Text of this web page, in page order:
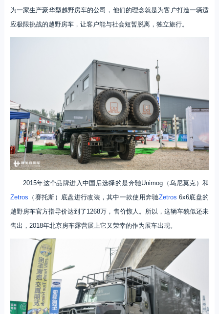
为一家生产豪华型越野房车的公司，他们的理念就是为客户打造一辆适
应极限挑战的越野房车，让客户能与社会短暂脱离，独立旅行。
2015年这个品牌进入中国后选择的是奔驰Unimog（乌尼莫克）和
Zetros （赛托斯）底盘进行改装，其中一款使用奔驰Zetros 6x6底盘的
越野房车官方指导价达到了1268万，售价惊人。所以，这辆车貌似还未
售出，2018年北京房车露营展上它又荣幸的作为展车出现。